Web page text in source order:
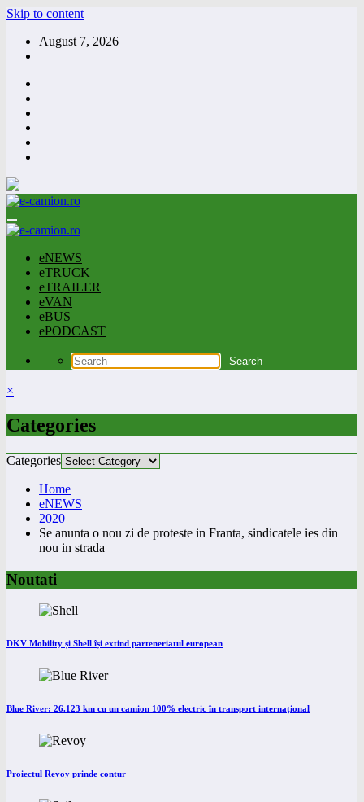
Skip to content
August 7, 2026
eNEWS
eTRUCK
eTRAILER
eVAN
eBUS
ePODCAST
×
Categories
Categories
Home
eNEWS
2020
Se anunta o nou zi de proteste in Franta, sindicatele ies din
nou in strada
Noutati
DKV Mobility și Shell își extind parteneriatul european
Blue River: 26.123 km cu un camion 100% electric în transport internațional
Proiectul Revoy prinde contur